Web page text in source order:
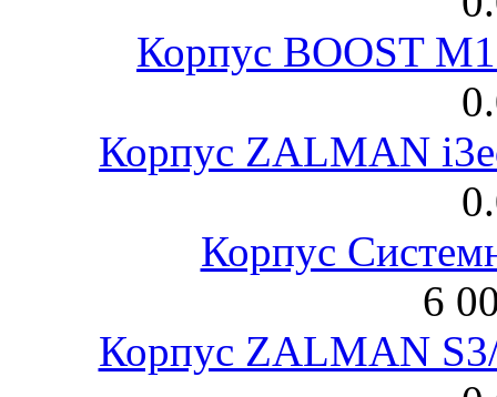
Корпус BOOST
Корпус ZALMAN
Корпус
6
Корпус ZALMAN